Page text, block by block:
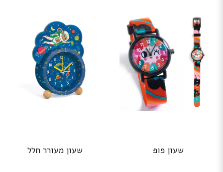
שעון פופ שעון מעורר חלל